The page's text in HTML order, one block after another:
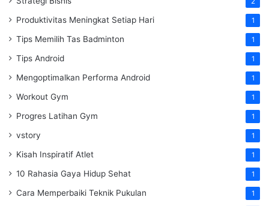
Produktivitas Meningkat Setiap Hari 1
Tips Memilih Tas Badminton 1
Tips Android 1
Mengoptimalkan Performa Android 1
Workout Gym 1
Progres Latihan Gym 1
vstory 1
Kisah Inspiratif Atlet 1
10 Rahasia Gaya Hidup Sehat 1
Cara Memperbaiki Teknik Pukulan 1